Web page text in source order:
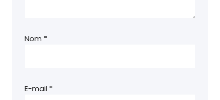
Nom *
E-mail *